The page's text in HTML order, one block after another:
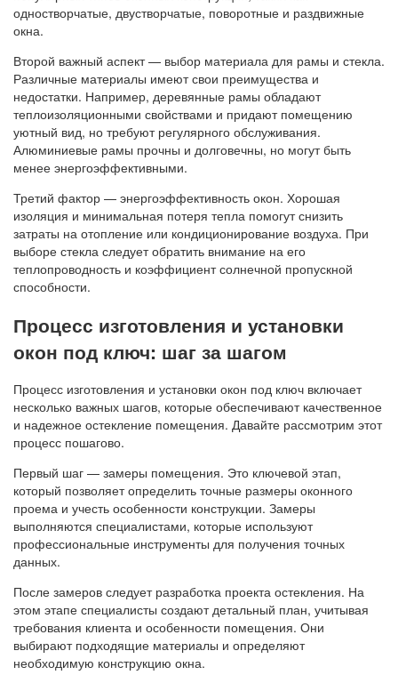
одностворчатые, двустворчатые, поворотные и раздвижные
окна.
Второй важный аспект — выбор материала для рамы и стекла.
Различные материалы имеют свои преимущества и
недостатки. Например, деревянные рамы обладают
теплоизоляционными свойствами и придают помещению
уютный вид, но требуют регулярного обслуживания.
Алюминиевые рамы прочны и долговечны, но могут быть
менее энергоэффективными.
Третий фактор — энергоэффективность окон. Хорошая
изоляция и минимальная потеря тепла помогут снизить
затраты на отопление или кондиционирование воздуха. При
выборе стекла следует обратить внимание на его
теплопроводность и коэффициент солнечной пропускной
способности.
Процесс изготовления и установки
окон под ключ: шаг за шагом
Процесс изготовления и установки окон под ключ включает
несколько важных шагов, которые обеспечивают качественное
и надежное остекление помещения. Давайте рассмотрим этот
процесс пошагово.
Первый шаг — замеры помещения. Это ключевой этап,
который позволяет определить точные размеры оконного
проема и учесть особенности конструкции. Замеры
выполняются специалистами, которые используют
профессиональные инструменты для получения точных
данных.
После замеров следует разработка проекта остекления. На
этом этапе специалисты создают детальный план, учитывая
требования клиента и особенности помещения. Они
выбирают подходящие материалы и определяют
необходимую конструкцию окна.